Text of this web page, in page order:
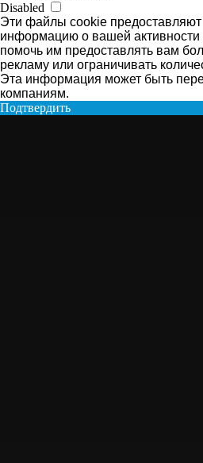
Disabled
Эти файлы cookie
информацию о вашей активности
помочь им предоставлять вам
рекламу или ограничивать
Эта информация может быть
компаниям.
Подтвердить